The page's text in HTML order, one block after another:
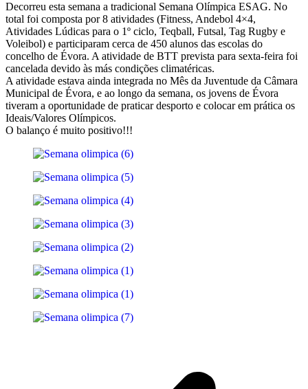
Decorreu esta semana a tradicional Semana Olímpica ESAG. No
total foi composta por 8 atividades (Fitness, Andebol 4×4,
Atividades Lúdicas para o 1º ciclo, Teqball, Futsal, Tag Rugby e
Voleibol) e participaram cerca de 450 alunos das escolas do
concelho de Évora. A atividade de BTT prevista para sexta-feira foi
cancelada devido às más condições climatéricas.
A atividade estava ainda integrada no Mês da Juventude da Câmara
Municipal de Évora, e ao longo da semana, os jovens de Évora
tiveram a oportunidade de praticar desporto e colocar em prática os
Ideais/Valores Olímpicos.
O balanço é muito positivo!!!